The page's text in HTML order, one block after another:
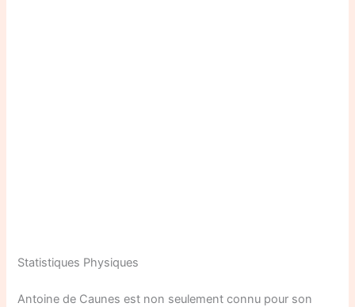
Statistiques Physiques
Antoine de Caunes est non seulement connu pour son